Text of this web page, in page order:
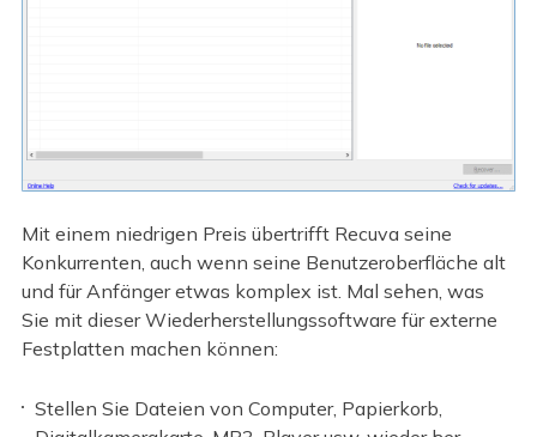
Mit einem niedrigen Preis übertrifft Recuva seine
Konkurrenten, auch wenn seine Benutzeroberfläche alt
und für Anfänger etwas komplex ist. Mal sehen, was
Sie mit dieser Wiederherstellungssoftware für externe
Festplatten machen können:
Stellen Sie Dateien von Computer, Papierkorb,